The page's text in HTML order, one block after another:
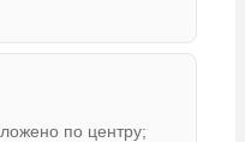
по центру;